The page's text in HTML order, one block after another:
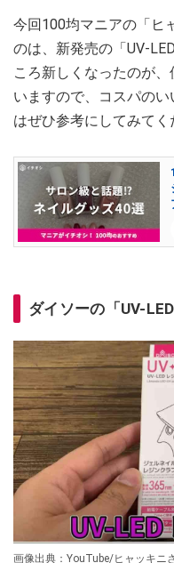
今回100均マニアの「ヒ
のは、新発売の「UV-
ころ新しくなったのが
いますので、コスパの
はぜひ参考にしてみてく
ダイソーの「UV-
画像出典：YouTube/ヒャッキ